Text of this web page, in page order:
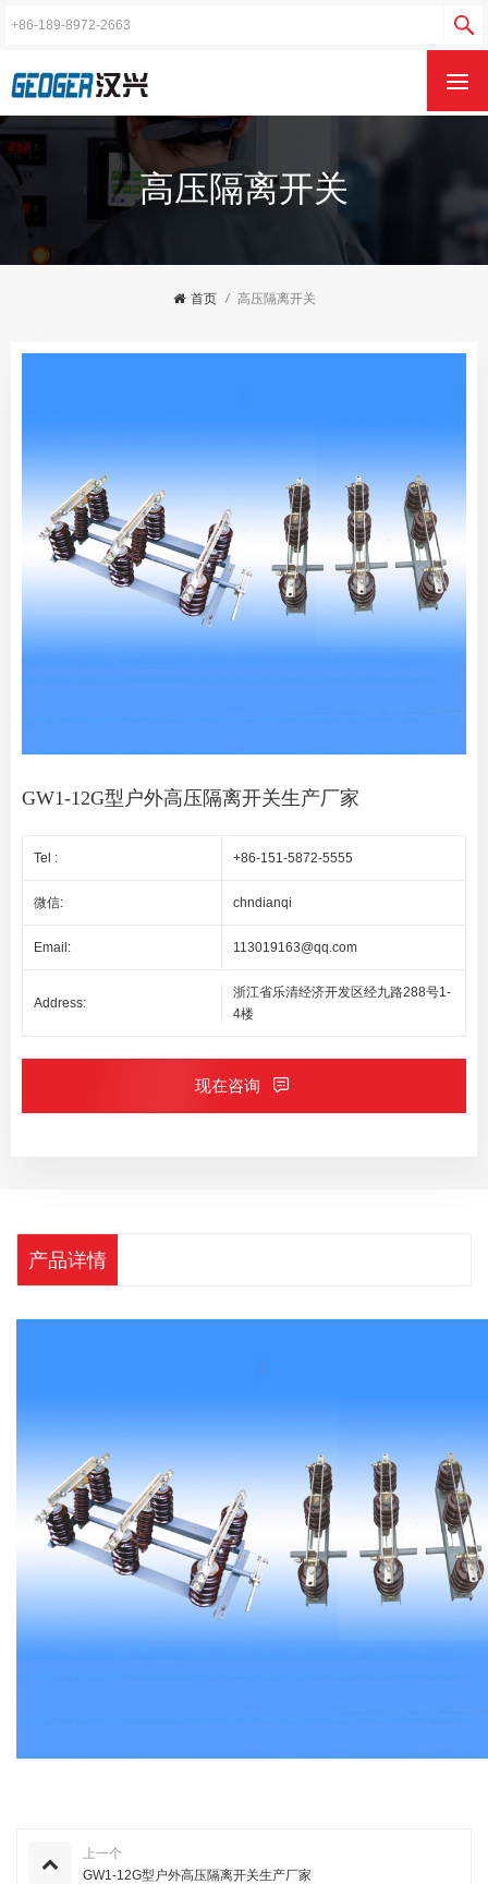
高压隔离开关
首页 / 高压隔离开关
GW1-12G型户外高压隔离开关生产厂家
Tel : +86-151-5872-5555
微信: chndianqi
Email: 113019163@qq.com
Address:
浙江省乐清经济开发区经九路288号1-
4楼
现在咨询
产品详情
上一个
GW1-12G型户外高压隔离开关生产厂家